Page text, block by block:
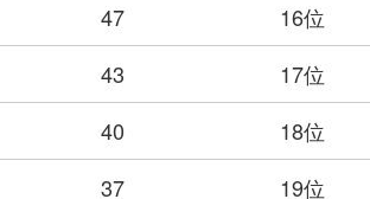
47
16位
43
17位
40
18位
37
19位